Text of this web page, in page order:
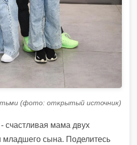
(фото: открытый источник)
счастливая мама двух
младшего сына. Поделитесь